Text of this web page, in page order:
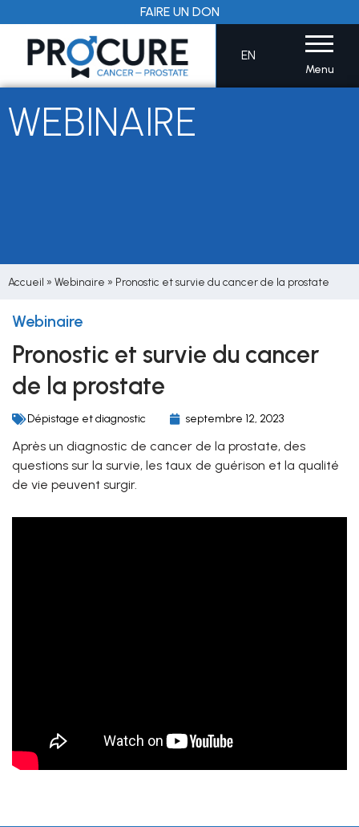
au
contenu
FAIRE UN DON
EN
Menu
WEBINAIRE
Accueil » Webinaire » Pronostic et survie du cancer de la prostate
Webinaire
Pronostic et survie du cancer
de la prostate
Dépistage et diagnostic septembre 12, 2023
Après un diagnostic de cancer de la prostate, des
questions sur la survie, les taux de guérison et la qualité
de vie peuvent surgir.